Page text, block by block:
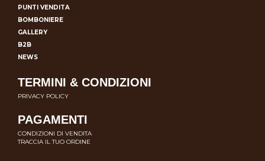
PUNTI VENDITA
BOMBONIERE
GALLERY
B2B
NEWS
TERMINI & CONDIZIONI
PRIVACY POLICY
PAGAMENTI
CONDIZIONI DI VENDITA
TRACCIA IL TUO ORDINE